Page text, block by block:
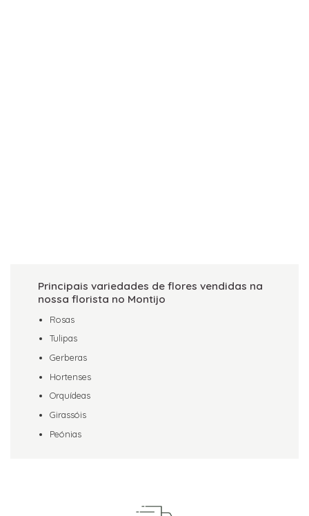
Principais variedades de flores vendidas na
nossa florista no Montijo
Rosas
Tulipas
Gerberas
Hortenses
Orquídeas
Girassóis
Peónias